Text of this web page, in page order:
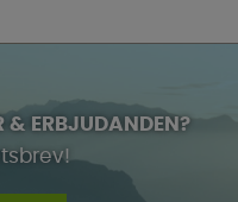
& ERBJUDANDEN?